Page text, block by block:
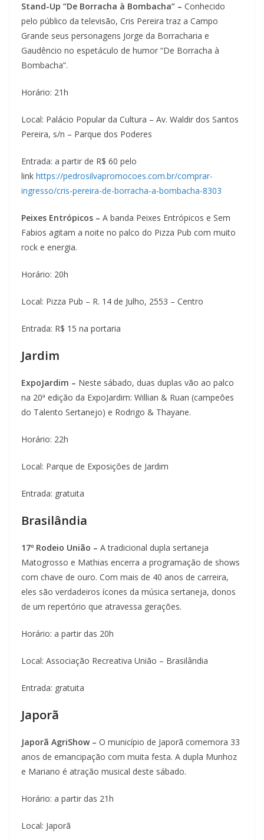
Stand-Up “De Borracha à Bombacha” – Conhecido
pelo público da televisão, Cris Pereira traz a Campo
Grande seus personagens Jorge da Borracharia e
Gaudêncio no espetáculo de humor “De Borracha à
Bombacha”.
Horário: 21h
Local: Palácio Popular da Cultura – Av. Waldir dos Santos
Pereira, s/n – Parque dos Poderes
Entrada: a partir de R$ 60 pelo
link https://pedrosilvapromocoes.com.br/comprar-
ingresso/cris-pereira-de-borracha-a-bombacha-8303
Peixes Entrópicos – A banda Peixes Entrópicos e Sem
Fabios agitam a noite no palco do Pizza Pub com muito
rock e energia.
Horário: 20h
Local: Pizza Pub – R. 14 de Julho, 2553 – Centro
Entrada: R$ 15 na portaria
Jardim
ExpoJardim – Neste sábado, duas duplas vão ao palco
na 20ª edição da ExpoJardim: Willian & Ruan (campeões
do Talento Sertanejo) e Rodrigo & Thayane.
Horário: 22h
Local: Parque de Exposições de Jardim
Entrada: gratuita
Brasilândia
17º Rodeio União – A tradicional dupla sertaneja
Matogrosso e Mathias encerra a programação de shows
com chave de ouro. Com mais de 40 anos de carreira,
eles são verdadeiros ícones da música sertaneja, donos
de um repertório que atravessa gerações.
Horário: a partir das 20h
Local: Associação Recreativa União – Brasilândia
Entrada: gratuita
Japorã
Japorã AgriShow – O município de Japorã comemora 33
anos de emancipação com muita festa. A dupla Munhoz
e Mariano é atração musical deste sábado.
Horário: a partir das 21h
Local: Japorã